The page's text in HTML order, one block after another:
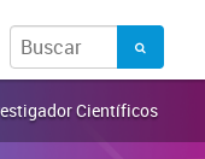
Científicos